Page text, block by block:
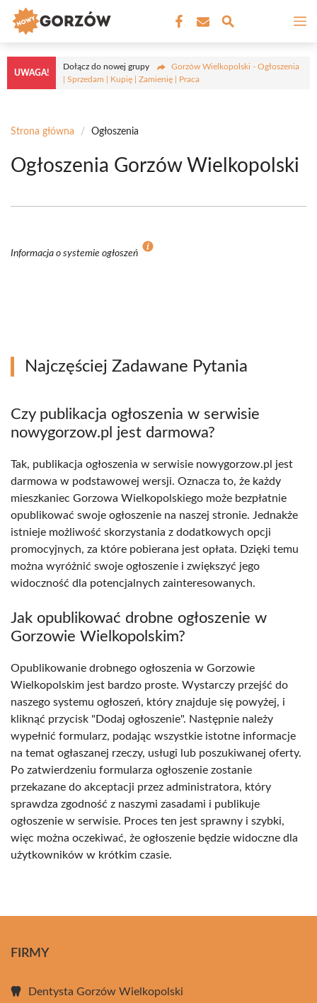
Przejdź
treści
UWAGA!
Dołącz do nowej grupy
Gorzów Wielkopolski - Ogłoszenia
| Sprzedam | Kupię | Zamienię | Praca
Strona główna / Ogłoszenia
Ogłoszenia Gorzów Wielkopolski
Informacja o systemie ogłoszeń
Najczęściej Zadawane Pytania
Czy publikacja ogłoszenia w serwisie
nowygorzow.pl jest darmowa?
Tak, publikacja ogłoszenia w serwisie nowygorzow.pl jest
darmowa w podstawowej wersji. Oznacza to, że każdy
mieszkaniec Gorzowa Wielkopolskiego może bezpłatnie
opublikować swoje ogłoszenie na naszej stronie. Jednakże
istnieje możliwość skorzystania z dodatkowych opcji
promocyjnych, za które pobierana jest opłata. Dzięki temu
można wyróżnić swoje ogłoszenie i zwiększyć jego
widoczność dla potencjalnych zainteresowanych.
Jak opublikować drobne ogłoszenie w
Gorzowie Wielkopolskim?
Opublikowanie drobnego ogłoszenia w Gorzowie
Wielkopolskim jest bardzo proste. Wystarczy przejść do
naszego systemu ogłoszeń, który znajduje się powyżej, i
kliknąć przycisk "Dodaj ogłoszenie". Następnie należy
wypełnić formularz, podając wszystkie istotne informacje
na temat ogłaszanej rzeczy, usługi lub poszukiwanej oferty.
Po zatwierdzeniu formularza ogłoszenie zostanie
przekazane do akceptacji przez administratora, który
sprawdza zgodność z naszymi zasadami i publikuje
ogłoszenie w serwisie. Proces ten jest sprawny i szybki,
więc można oczekiwać, że ogłoszenie będzie widoczne dla
użytkowników w krótkim czasie.
FIRMY
Dentysta Gorzów Wielkopolski